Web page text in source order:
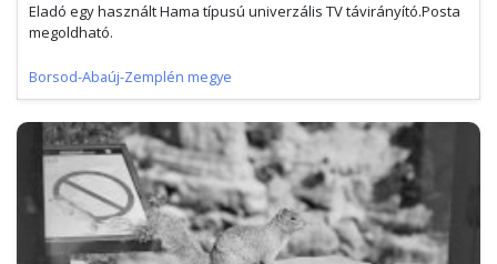
Eladó egy használt Hama típusú univerzális TV távirányító.Posta
megoldható.
Borsod-Abaúj-Zemplén megye